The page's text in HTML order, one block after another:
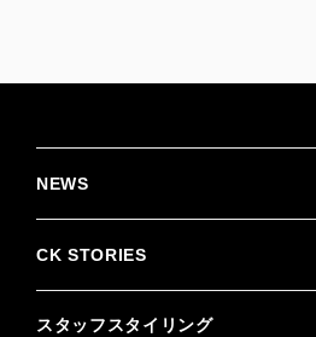
NEWS
CK STORIES
スタッフスタイリング